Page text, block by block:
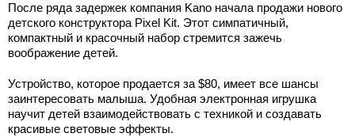
После ряда задержек компания Kano начала продажи нового
детского конструктора Pixel Kit. Этот симпатичный,
компактный и красочный набор стремится зажечь
воображение детей.
Устройство, которое продается за $80, имеет все шансы
заинтересовать малыша. Удобная электронная игрушка
научит детей взаимодействовать с техникой и создавать
красивые световые эффекты.